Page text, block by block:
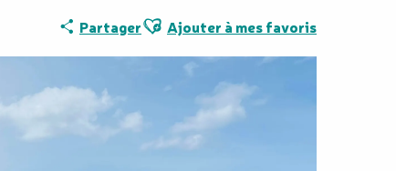
PartagerAjouter aux favoris
Ajouter à mes favoris